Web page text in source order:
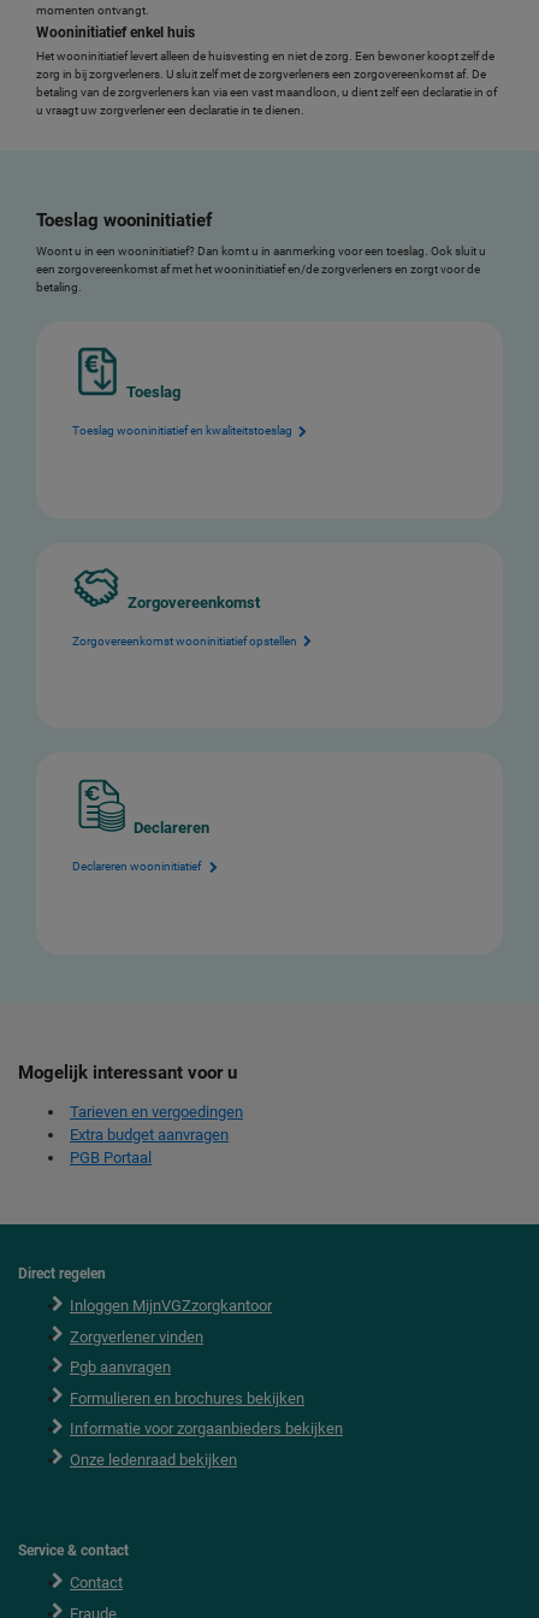
momenten ontvangt.
Wooninitiatief enkel huis
Het wooninitiatief levert alleen de huisvesting en niet de zorg. Een bewoner koopt zelf de
zorg in bij zorgverleners. U sluit zelf met de zorgverleners een zorgovereenkomst af. De
betaling van de zorgverleners kan via een vast maandloon, u dient zelf een declaratie in of
u vraagt uw zorgverlener een declaratie in te dienen.
Toeslag wooninitiatief
Woont u in een wooninitiatief? Dan komt u in aanmerking voor een toeslag. Ook sluit u
een zorgovereenkomst af met het wooninitiatief en/de zorgverleners en zorgt voor de
betaling.
Toeslag
Toeslag wooninitiatief en kwaliteitstoeslag
Zorgovereenkomst
Zorgovereenkomst wooninitiatief opstellen
Declareren
Declareren wooninitiatief
Mogelijk interessant voor u
Tarieven en vergoedingen
Extra budget aanvragen
PGB Portaal
Direct regelen
Inloggen MijnVGZzorgkantoor
Zorgverlener vinden
Pgb aanvragen
Formulieren en brochures bekijken
Informatie voor zorgaanbieders bekijken
Onze ledenraad bekijken
Service & contact
Contact
Fraude